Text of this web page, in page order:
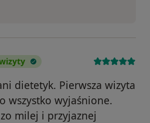
dietetyk. Pierwsza wizyta
wszystko wyjaśnione.
milej i przyjaznej